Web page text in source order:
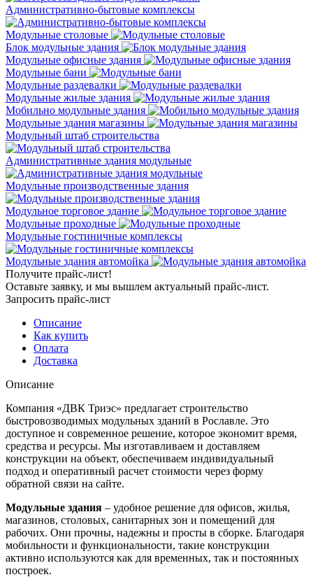
Административно-бытовые комплексы
Модульные столовые
Блок модульные здания
Модульные офисные здания
Модульные бани
Модульные раздевалки
Модульные жилые здания
Мобильно модульные здания
Модульные здания магазины
Модульный штаб строительства
Административные здания модульные
Модульные производственные здания
Модульное торговое здание
Модульные проходные
Модульные гостиничные комплексы
Модульные здания автомойка
Получите прайс-лист!
Оставьте заявку, и мы вышлем актуальный прайс-лист.
Запросить прайс-лист
Описание
Как купить
Оплата
Доставка
Описание
Компания «ДВК Триэс» предлагает строительство
быстровозводимых модульных зданий в Рославле. Это
доступное и современное решение, которое экономит время,
средства и ресурсы. Мы изготавливаем и доставляем
конструкции на объект, обеспечиваем индивидуальный
подход и оперативный расчет стоимости через форму
обратной связи на сайте.
Модульные здания – удобное решение для офисов, жилья,
магазинов, столовых, санитарных зон и помещений для
рабочих. Они прочны, надежны и просты в сборке. Благодаря
мобильности и функциональности, такие конструкции
активно используются как для временных, так и постоянных
построек.